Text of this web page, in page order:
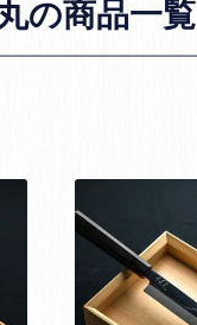
の商品一覧